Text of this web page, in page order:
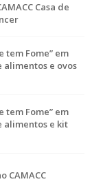
Casa de
tem Fome” em
alimentos e ovos
tem Fome” em
alimentos e kit
CAMACC